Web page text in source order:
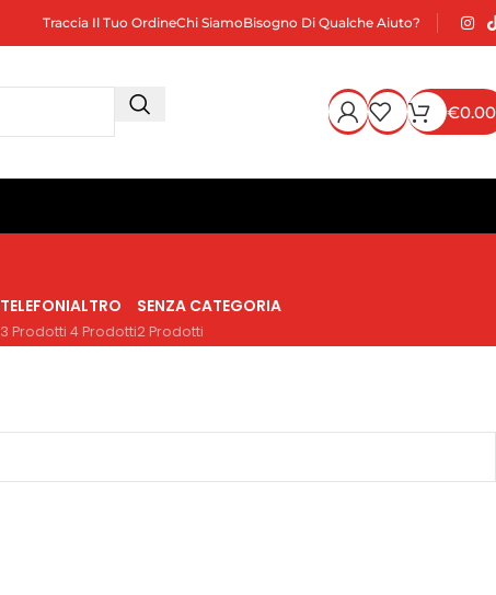
Traccia Il Tuo OrdineChi SiamoBisogno Di Qualche Aiuto?
€0.00
TELEFONI
3 Prodotti
ALTRO
4 Prodotti
SENZA CATEGORIA
2 Prodotti